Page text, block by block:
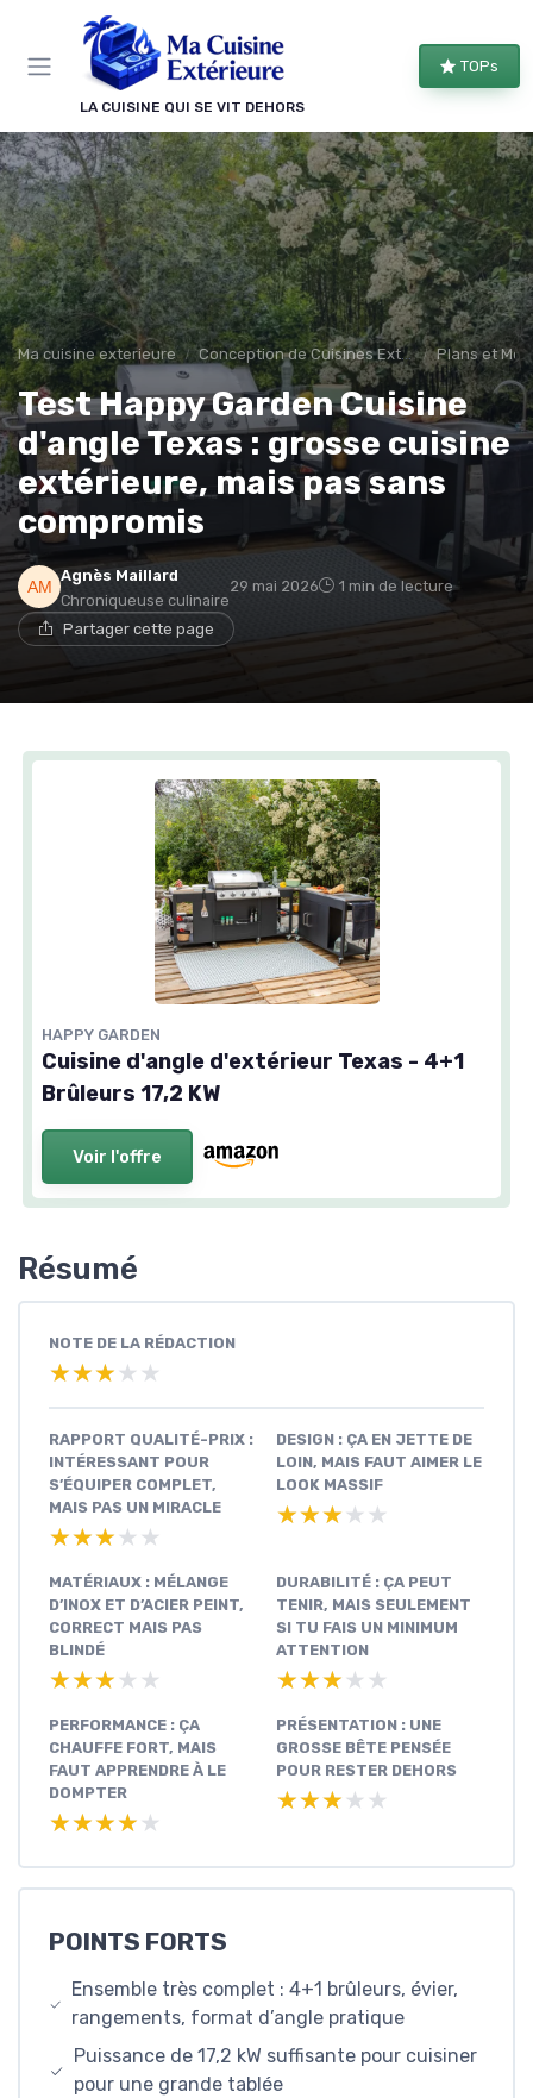
LA CUISINE QUI SE VIT DEHORS
TOPs
Ma cuisine exterieure Conception de Cuisines Extérieures Plans et
Test Happy Garden Cuisine
d'angle Texas : grosse cuisine
extérieure, mais pas sans
compromis
Agnès Maillard
Chroniqueuse culinaire
29 mai 2026 1 min de lecture
Partager cette page
HAPPY GARDEN
Cuisine d'angle d'extérieur Texas - 4+1
Brûleurs 17,2 KW
Voir l'offre
Résumé
NOTE DE LA RÉDACTION
★★★★★
★★★★★
RAPPORT QUALITÉ-PRIX :
INTÉRESSANT POUR
S’ÉQUIPER COMPLET,
MAIS PAS UN MIRACLE
★★★★★
★★★★★
DESIGN : ÇA EN JETTE DE
LOIN, MAIS FAUT AIMER LE
LOOK MASSIF
★★★★★
★★★★★
MATÉRIAUX : MÉLANGE
D’INOX ET D’ACIER PEINT,
CORRECT MAIS PAS
BLINDÉ
★★★★★
★★★★★
DURABILITÉ : ÇA PEUT
TENIR, MAIS SEULEMENT
SI TU FAIS UN MINIMUM
ATTENTION
★★★★★
★★★★★
PERFORMANCE : ÇA
CHAUFFE FORT, MAIS
FAUT APPRENDRE À LE
DOMPTER
★★★★★
★★★★★
PRÉSENTATION : UNE
GROSSE BÊTE PENSÉE
POUR RESTER DEHORS
★★★★★
★★★★★
POINTS FORTS
Ensemble très complet : 4+1 brûleurs, évier,
rangements, format d’angle pratique
Puissance de 17,2 kW suffisante pour cuisiner
pour une grande tablée
Panneau de gestion des cookies